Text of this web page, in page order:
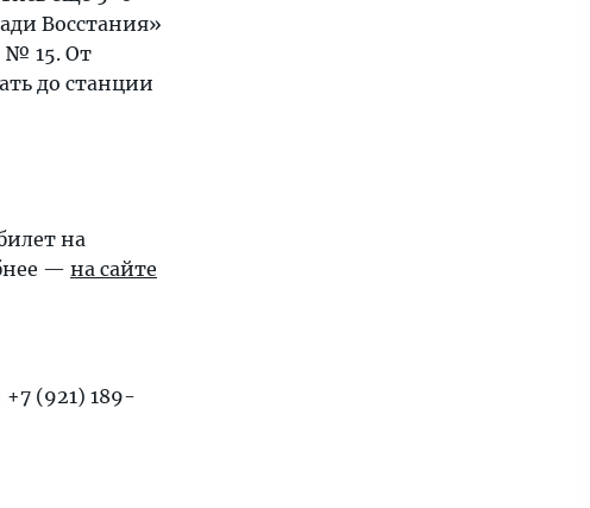
Восстания»
№ 15. От
до станции
на
— на сайте
(921) 189-